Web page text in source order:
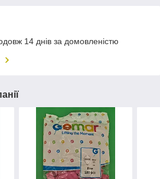
14 днів за домовленістю